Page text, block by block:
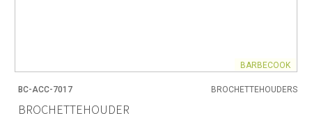
BARBECOOK
BC-ACC-7017 BROCHETTEHOUDERS
BROCHETTEHOUDER